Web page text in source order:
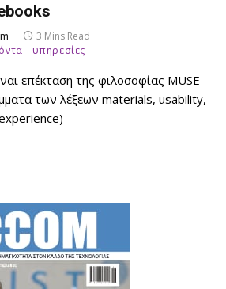
3 Mins Read
- υπηρεσίες
επέκταση της φιλοσοφίας MUSE
των λέξεων materials, usability,